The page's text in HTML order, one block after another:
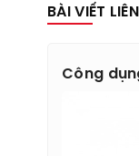
BÀI VIẾT
Công